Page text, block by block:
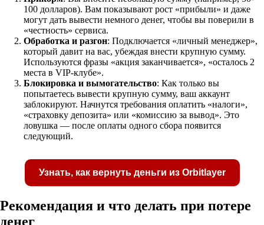
100 долларов). Вам показывают рост «прибыли» и даже
могут дать вывести немного денег, чтобы вы поверили в
«честность» сервиса.
Обработка и разгон: Подключается «личный менеджер»,
который давит на вас, убеждая внести крупную сумму.
Используются фразы «акция заканчивается», «осталось 2
места в VIP-клубе».
Блокировка и вымогательство: Как только вы
попытаетесь вывести крупную сумму, ваш аккаунт
заблокируют. Начнутся требования оплатить «налоги»,
«страховку депозита» или «комиссию за вывод». Это
ловушка — после оплаты одного сбора появится
следующий.
Узнать, как вернуть деньги из Orbitlayer
Рекомендация и что делать при потере
денег